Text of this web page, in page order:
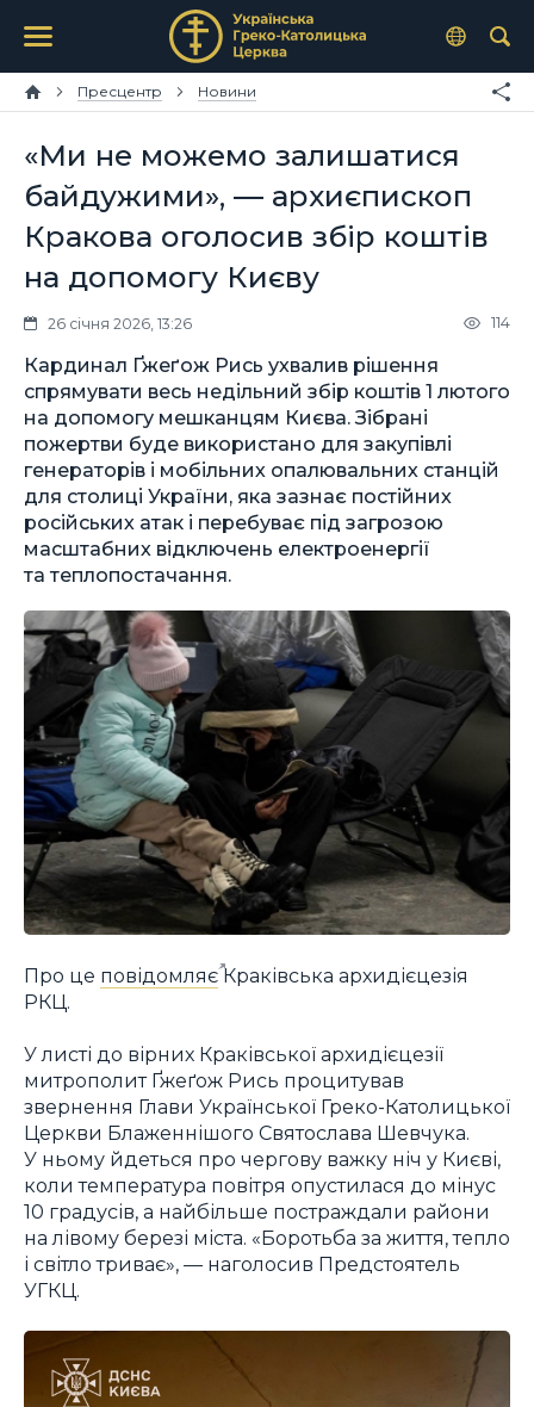
Пресцентр Новини
«Ми не можемо залишатися
байдужими», — архиєпископ
Кракова оголосив збір коштів
на допомогу Києву
26 січня 2026, 13:26 114
Кардинал Ґжеґож Рись ухвалив рішення
спрямувати весь недільний збір коштів 1 лютого
на допомогу мешканцям Києва. Зібрані
пожертви буде використано для закупівлі
генераторів і мобільних опалювальних станцій
для столиці України, яка зазнає постійних
російських атак і перебуває під загрозою
масштабних відключень електроенергії
та теплопостачання.
Про це повідомляєКраківська архидієцезія
РКЦ.
У листі до вірних Краківської архидієцезії
митрополит Ґжеґож Рись процитував
звернення Глави Української Греко-Католицької
Церкви Блаженнішого Святослава Шевчука.
У ньому йдеться про чергову важку ніч у Києві,
коли температура повітря опустилася до мінус
10 градусів, а найбільше постраждали райони
на лівому березі міста. «Боротьба за життя, тепло
і світло триває», — наголосив Предстоятель
УГКЦ.